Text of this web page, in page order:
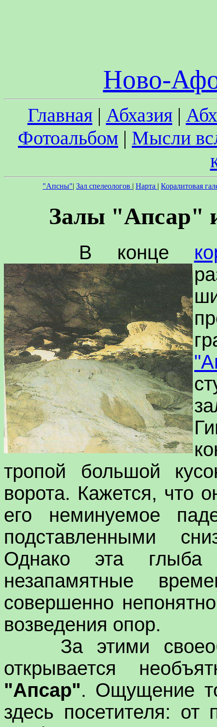
Ново-
Главная| Абхазия|
Фотоальбом | Мысли
"Апсны"| Зал спелеологов | Нарта | Коралитовая
Залы "Апсар"
В конце
тропой большой
ворота. Кажется, что
его неминуемое
подставленными
Однако эта
незапамятные
совершенно
возведения опор.
За этими
открывается
"Апсар". Ощущение
здесь посетителя: от